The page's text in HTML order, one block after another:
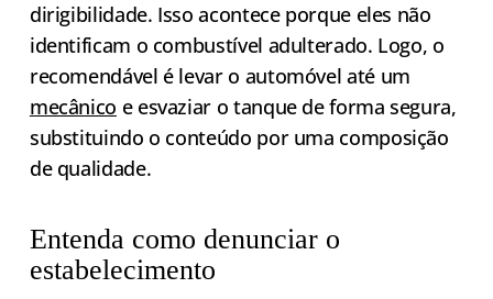
dirigibilidade. Isso acontece porque eles não
identificam o combustível adulterado. Logo, o
recomendável é levar o automóvel até um
mecânico e esvaziar o tanque de forma segura,
substituindo o conteúdo por uma composição
de qualidade.
Entenda como denunciar o
estabelecimento